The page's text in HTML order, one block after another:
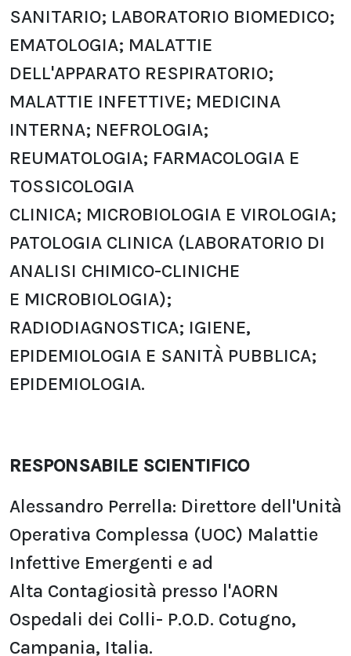
SANITARIO; LABORATORIO BIOMEDICO;
EMATOLOGIA; MALATTIE
DELL'APPARATO RESPIRATORIO;
MALATTIE INFETTIVE; MEDICINA
INTERNA; NEFROLOGIA;
REUMATOLOGIA; FARMACOLOGIA E
TOSSICOLOGIA
CLINICA; MICROBIOLOGIA E VIROLOGIA;
PATOLOGIA CLINICA (LABORATORIO DI
ANALISI CHIMICO-CLINICHE
E MICROBIOLOGIA);
RADIODIAGNOSTICA; IGIENE,
EPIDEMIOLOGIA E SANITÀ PUBBLICA;
EPIDEMIOLOGIA.
RESPONSABILE SCIENTIFICO
Alessandro Perrella: Direttore dell'Unità
Operativa Complessa (UOC) Malattie
Infettive Emergenti e ad
Alta Contagiosità presso l'AORN
Ospedali dei Colli- P.O.D. Cotugno,
Campania, Italia.